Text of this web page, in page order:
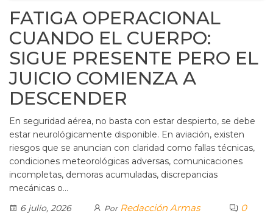
FATIGA OPERACIONAL
CUANDO EL CUERPO:
SIGUE PRESENTE PERO EL
JUICIO COMIENZA A
DESCENDER
En seguridad aérea, no basta con estar despierto, se debe
estar neurológicamente disponible. En aviación, existen
riesgos que se anuncian con claridad como fallas técnicas,
condiciones meteorológicas adversas, comunicaciones
incompletas, demoras acumuladas, discrepancias
mecánicas o…
6 julio, 2026
Por Redacción Armas 0